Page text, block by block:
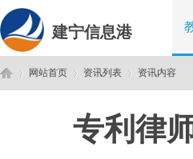
建宁信息港
网站首页 资讯列表 资讯内容
专利律